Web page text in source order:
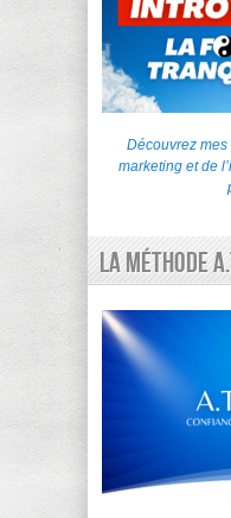
Découvrez mes
marketing et de
La Méthode